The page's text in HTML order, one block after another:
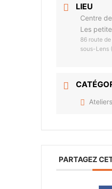
LIEU
Centre
Les
86 route
sous-Lens
Ateliers
PARTAGEZ